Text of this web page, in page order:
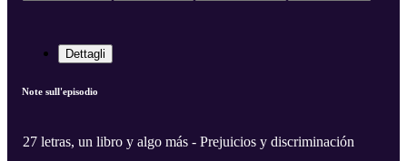
Dettagli
Note sull'episodio
27 letras, un libro y algo más - Prejuicios y discriminación